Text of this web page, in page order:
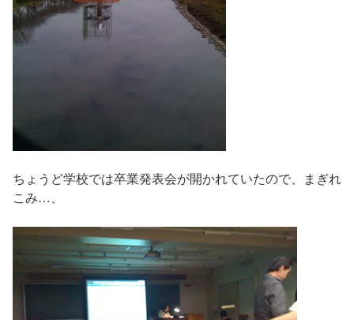
ちょうど学校では卒業発表会が開かれていたので、まぎれ
こみ…、